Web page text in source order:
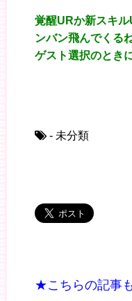
覚醒URか新スキ
ンバン飛んでくる
ゲスト選択のとき
- 未分類
★こちらの記事